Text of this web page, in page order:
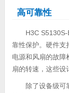
高可靠性
H3C S5130S-
靠性保护。硬件支
电源和风扇的故障
扇的转速，这些设
除了设备级可